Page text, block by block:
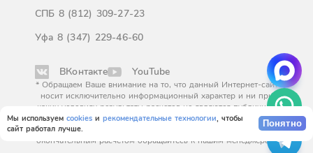
Мы используем cookies и рекомендательные технологии, чтобы
сайт работал лучше.
Понятно
СПБ 8 (812) 309-27-23
Уфа 8 (347) 229-46-60
ВКонтакте YouTube
* Обращаем Ваше внимание на то, что данный Интернет-сайт
носит исключительно информационный характер и ни при
каких условиях результаты расчетов не являются публичной
офертой, определяемой положениями Статьи 437
Гражданского кодекса Российской Федерации. За
окончательным расчетом обращайтесь к нашим менеджерам.